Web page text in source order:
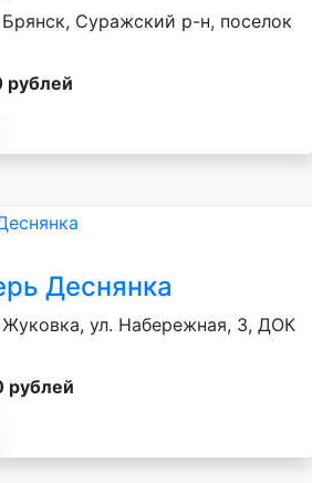
Суражский р-н, поселок
рублей
Деснянка
Жуковка, ул. Набережная, 3, ДОК
рублей